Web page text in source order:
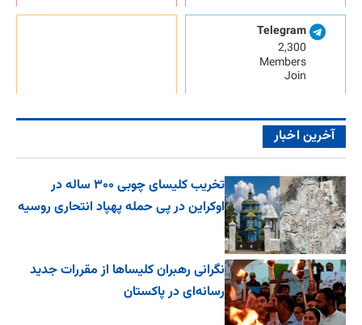
Telegram
2,300
Members
Join
آخرین اخبار
تخریب کلیسای چوبی ۳۰۰ ساله در
اوکراین در پی حمله پهپاد انتحاری روسیه
نگرانی رهبران کلیساها از مقررات جدید
رسانه‌ای در پاکستان